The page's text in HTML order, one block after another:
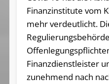
Finanzinstitute vom
mehr verdeutlicht.
Finanzdienstleister
zunehmend nach